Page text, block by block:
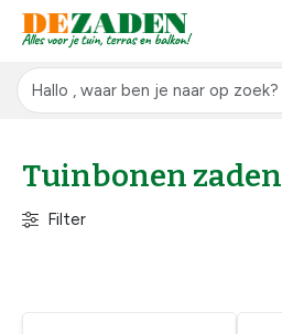
Tuinbonen zaden
Filter